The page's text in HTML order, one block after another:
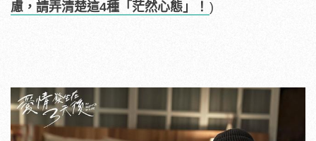
慮，請弄清楚這4種「茫然心態」！ )